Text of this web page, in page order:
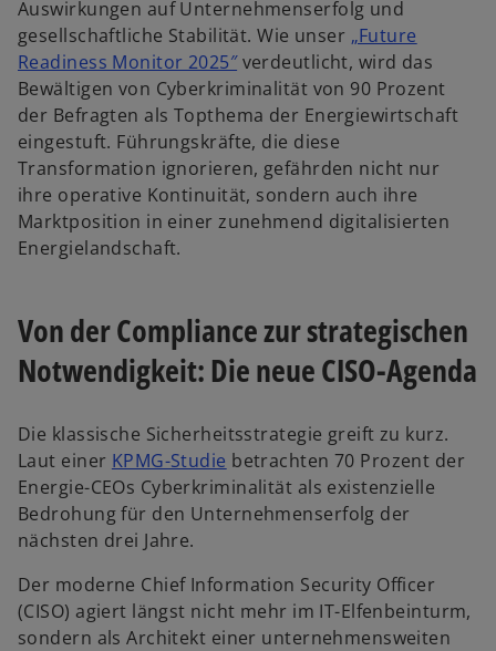
n
e
i
n
e
r
n
e
u
e
t
e
r
k
t
e
g
d
i
n
e
i
n
e
r
n
e
n
R
e
i
s
t
e
r
a
r
t
Auswirkungen auf Unternehmenserfolg und
gesellschaftliche Stabilität. Wie unser „Future
Readiness Monitor 2025″w
i
r
d
i
n
e
r
e
e
n
R
e
s
t
e
verdeutlicht, wird das
Bewältigen von Cyberkriminalität von 90 Prozent
der Befragten als Topthema der Energiewirtschaft
eingestuft. Führungskräfte, die diese
Transformation ignorieren, gefährden nicht nur
ihre operative Kontinuität, sondern auch ihre
Marktposition in einer zunehmend digitalisierten
Energielandschaft.
Von der Compliance zur strategischen
Notwendigkeit: Die neue CISO-Agenda
Die klassische Sicherheitsstrategie greift zu kurz.
Laut einer KPMG-Studie w
i
r
n
e
i
betrachten 70 Prozent der
Energie-CEOs Cyberkriminalität als existenzielle
Bedrohung für den Unternehmenserfolg der
nächsten drei Jahre.
Der moderne Chief Information Security Officer
(CISO) agiert längst nicht mehr im IT-Elfenbeinturm,
sondern als Architekt einer unternehmensweiten